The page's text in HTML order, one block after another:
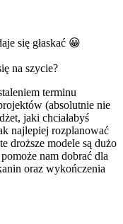
się głaskać 😀
na szycie?
terminu
(absolutnie nie
jaki chciałabyś
najlepiej rozplanować
droższe modele są dużo
nam dobrać dla
oraz wykończenia